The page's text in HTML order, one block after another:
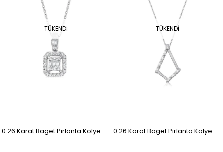
TÜKENDI
0.26 Karat Baget Pırlanta Kolye
TÜKENDI
0.26 Karat Baget Pırlanta Kolye